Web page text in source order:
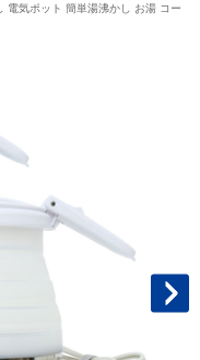
電気ポット 簡単湯沸かし お湯 コー